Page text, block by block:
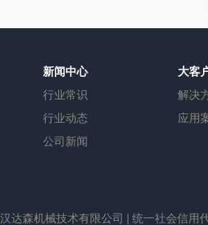
新闻中心
行业常识
行业动态
公司新闻
大客
解决
应用
达森机械技术有限公司 | 统一社会信用